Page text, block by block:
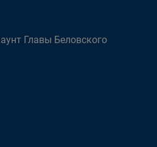
Главы Беловского